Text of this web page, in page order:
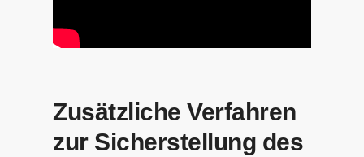
Zusätzliche Verfahren
zur Sicherstellung des